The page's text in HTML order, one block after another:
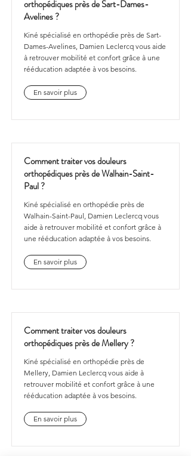
orthopédiques près de Sart-Dames-
Avelines ?
Kiné spécialisé en orthopédie près de Sart-
Dames-Avelines, Damien Leclercq vous aide
à retrouver mobilité et confort grâce à une
rééducation adaptée à vos besoins.
En savoir plus
Comment traiter vos douleurs
orthopédiques près de Walhain-Saint-
Paul ?
Kiné spécialisé en orthopédie près de
Walhain-Saint-Paul, Damien Leclercq vous
aide à retrouver mobilité et confort grâce à
une rééducation adaptée à vos besoins.
En savoir plus
Comment traiter vos douleurs
orthopédiques près de Mellery ?
Kiné spécialisé en orthopédie près de
Mellery, Damien Leclercq vous aide à
retrouver mobilité et confort grâce à une
rééducation adaptée à vos besoins.
En savoir plus